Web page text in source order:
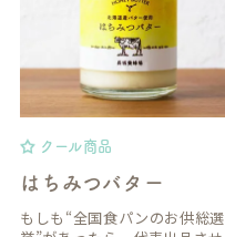
クール商品
はちみつバター
もしも“全国食パンのお供総選